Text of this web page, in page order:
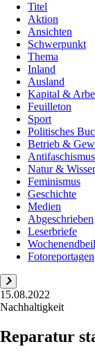
Titel
Aktion
Ansichten
Schwerpunkt
Thema
Inland
Ausland
Kapital &
Feuilleton
Sport
Politisches
Betrieb &
Antifaschismus
Natur &
Feminismus
Geschichte
Medien
Abgeschrieben
Leserbriefe
Fotoreportagen
15.08.2022
Nachhaltigkeit
Reparatur